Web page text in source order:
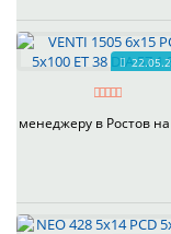
менеджеру в Ростов